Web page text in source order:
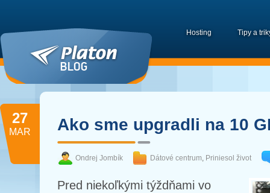
Hosting Tipy a
27
MAR Ako sme upgradli na 10
Ondrej Jombík Dátové centrum, Priniesol život
Pred niekoľkými týždňami vo